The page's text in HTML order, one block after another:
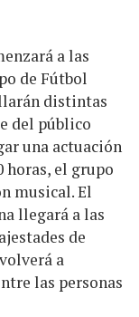
a las
de Fútbol
distintas
del público
una actuación
horas, el grupo
musical. El
llegará a las
de
a
las personas